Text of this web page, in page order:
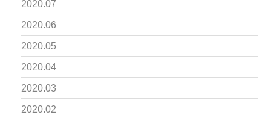
2020.07
2020.06
2020.05
2020.04
2020.03
2020.02